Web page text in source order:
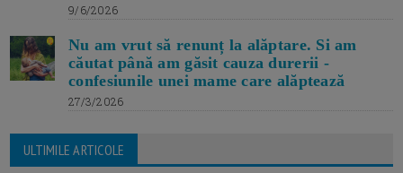
9/6/2026
Nu am vrut să renunț la alăptare. Si am
căutat până am găsit cauza durerii -
confesiunile unei mame care alăptează
27/3/2026
ULTIMILE ARTICOLE